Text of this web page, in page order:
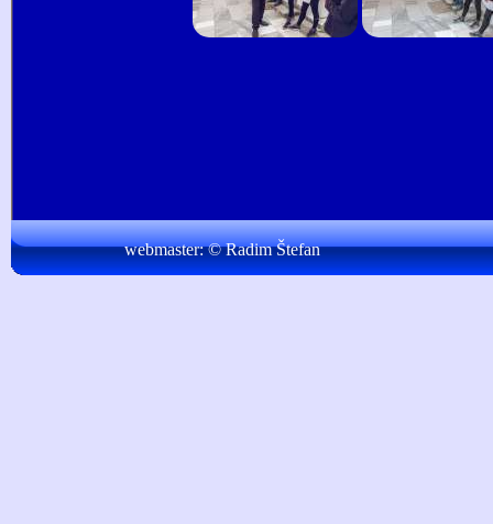
webmaster:© Radim Štefan